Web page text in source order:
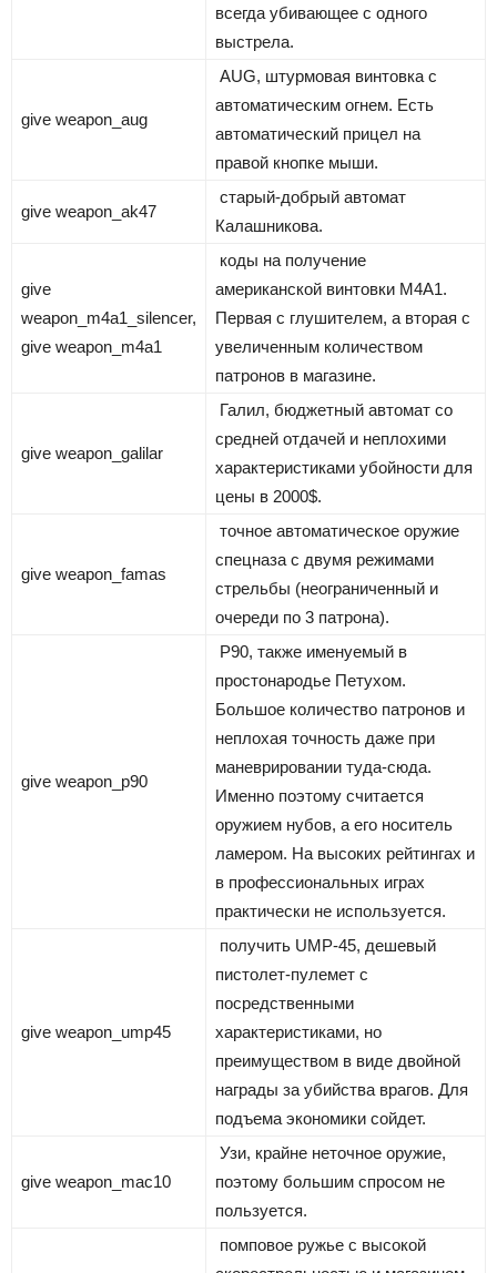
всегда убивающее с одного
выстрела.
give weapon_aug
AUG, штурмовая винтовка с
автоматическим огнем. Есть
автоматический прицел на
правой кнопке мыши.
give weapon_ak47
старый-добрый автомат
Калашникова.
give
weapon_m4a1_silencer,
give weapon_m4a1
коды на получение
американской винтовки М4А1.
Первая с глушителем, а вторая с
увеличенным количеством
патронов в магазине.
give weapon_galilar
Галил, бюджетный автомат со
средней отдачей и неплохими
характеристиками убойности для
цены в 2000$.
give weapon_famas
точное автоматическое оружие
спецназа с двумя режимами
стрельбы (неограниченный и
очереди по 3 патрона).
give weapon_p90
P90, также именуемый в
простонародье Петухом.
Большое количество патронов и
неплохая точность даже при
маневрировании туда-сюда.
Именно поэтому считается
оружием нубов, а его носитель
ламером. На высоких рейтингах и
в профессиональных играх
практически не используется.
give weapon_ump45
получить UMP-45, дешевый
пистолет-пулемет с
посредственными
характеристиками, но
преимуществом в виде двойной
награды за убийства врагов. Для
подъема экономики сойдет.
give weapon_mac10
Узи, крайне неточное оружие,
поэтому большим спросом не
пользуется.
помповое ружье с высокой